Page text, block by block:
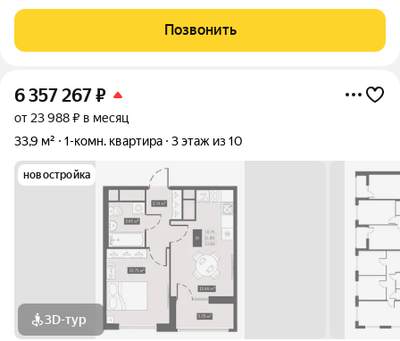
шоссе, 325 ЖК UP-квартал «Московский» Когда выбираешь
квартиру, покупаешь не только квадратные метры.
Позвонить
6 357 267₽
от 23 988 ₽ в месяц
33,9 м²
1-комн. квартира 3 этаж из 10
новостройка
3D-тур